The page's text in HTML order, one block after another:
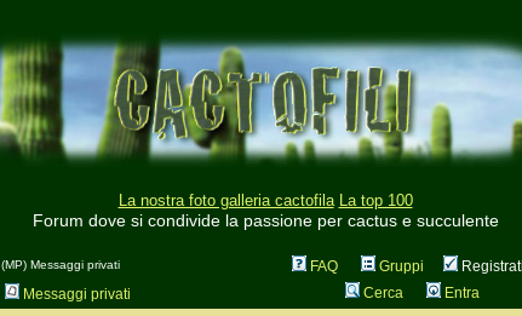
La nostra foto galleria cactofila La top 100
Forum dove si condivide la passione per cactus e succulente
(MP) Messaggi privati FAQ Gruppi
Messaggi privati
Cerca Entra